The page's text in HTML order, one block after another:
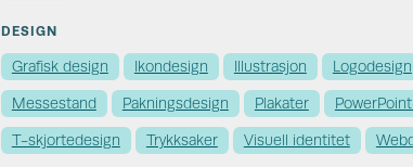
DESIGN
Grafisk design Ikondesign Illustrasjon Logodesign
Messestand Pakningsdesign Plakater
T-skjortedesign Trykksaker Visuell identitet